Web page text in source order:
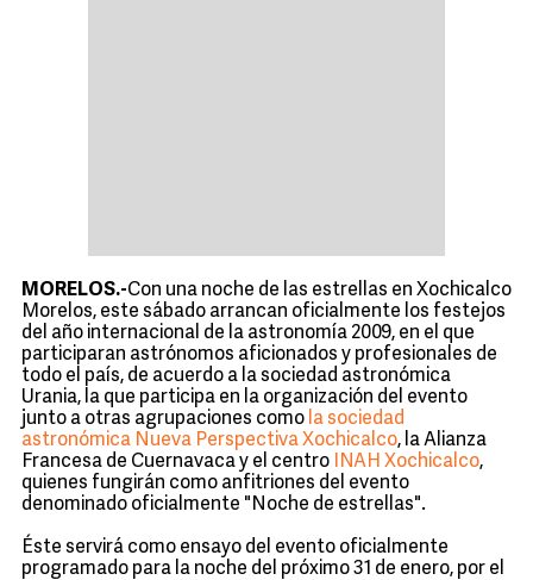
MORELOS.-Con una noche de las estrellas en Xochicalco
Morelos, este sábado arrancan oficialmente los festejos
del año internacional de la astronomía 2009, en el que
participaran astrónomos aficionados y profesionales de
todo el país, de acuerdo a la sociedad astronómica
Urania, la que participa en la organización del evento
junto a otras agrupaciones como la sociedad
astronómica Nueva Perspectiva Xochicalco, la Alianza
Francesa de Cuernavaca y el centro
INAH Xochicalco,
quienes fungirán como anfitriones del evento
denominado oficialmente "Noche de estrellas".
Éste servirá como ensayo del evento oficialmente
programado para la noche del próximo 31 de enero, por el